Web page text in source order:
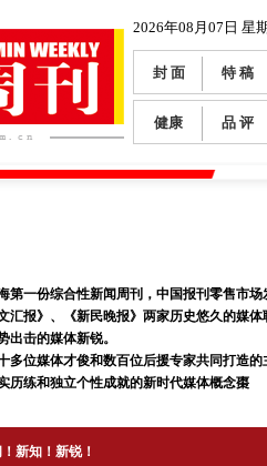
2026年08月07日 星
封 面 特 稿
健康 品 评
第一份综合性新闻周刊，中国报刊零售市
汇报》、《新民晚报》两家历史悠久的媒
出击的媒体新锐。
多位媒体才俊和数百位后援专家共同打造
历练和独立个性成就的新时代媒体概念棗
新知！新锐！